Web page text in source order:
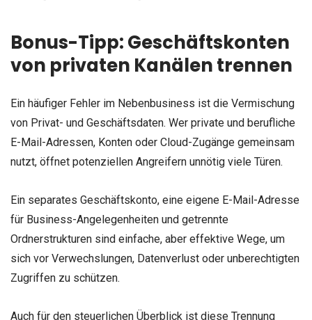
Bonus-Tipp: Geschäftskonten
von privaten Kanälen trennen
Ein häufiger Fehler im Nebenbusiness ist die Vermischung
von Privat- und Geschäftsdaten. Wer private und berufliche
E-Mail-Adressen, Konten oder Cloud-Zugänge gemeinsam
nutzt, öffnet potenziellen Angreifern unnötig viele Türen.
Ein separates Geschäftskonto, eine eigene E-Mail-Adresse
für Business-Angelegenheiten und getrennte
Ordnerstrukturen sind einfache, aber effektive Wege, um
sich vor Verwechslungen, Datenverlust oder unberechtigten
Zugriffen zu schützen.
Auch für den steuerlichen Überblick ist diese Trennung